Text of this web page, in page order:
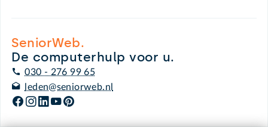
SeniorWeb.
De computerhulp voor u.
030 - 276 99 65
leden@seniorweb.nl